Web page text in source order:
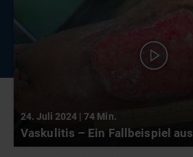
24. Juli 2024 | 74 Min.